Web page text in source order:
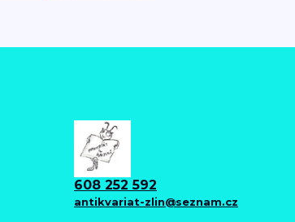
608 252 592
antikvariat-zlin@seznam.cz